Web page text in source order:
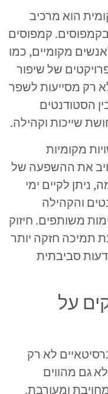
הוא מרכיב
קמפוסים
מקומיים, כמו
פרויקטים של שיפור
רק מסייעות לשפר
הסטודנטים
שייכות וקהילה.
מקומיות
את ההשפעה של
ניתן לקיים ימי
והקהילה
משותפים. חיזוק
תמיכה חזקה יותר
סביבתית
על
לא רק
גם מהווים
ומעורבת.